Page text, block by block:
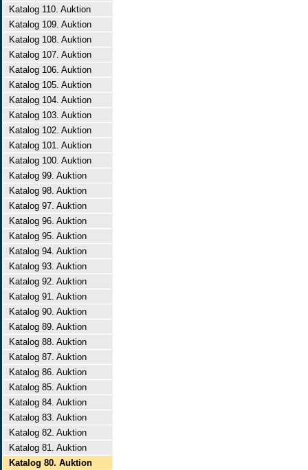
Katalog 110. Auktion
Katalog 109. Auktion
Katalog 108. Auktion
Katalog 107. Auktion
Katalog 106. Auktion
Katalog 105. Auktion
Katalog 104. Auktion
Katalog 103. Auktion
Katalog 102. Auktion
Katalog 101. Auktion
Katalog 100. Auktion
Katalog 99. Auktion
Katalog 98. Auktion
Katalog 97. Auktion
Katalog 96. Auktion
Katalog 95. Auktion
Katalog 94. Auktion
Katalog 93. Auktion
Katalog 92. Auktion
Katalog 91. Auktion
Katalog 90. Auktion
Katalog 89. Auktion
Katalog 88. Auktion
Katalog 87. Auktion
Katalog 86. Auktion
Katalog 85. Auktion
Katalog 84. Auktion
Katalog 83. Auktion
Katalog 82. Auktion
Katalog 81. Auktion
Katalog 80. Auktion